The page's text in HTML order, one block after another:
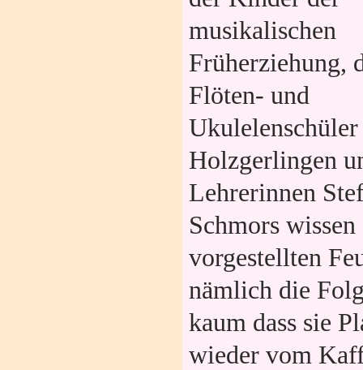
musikalischen
Früherziehung,
Flöten- und
Holzgerlingen
Lehrerinnen
Schmors
vorgestellten
nämlich die
kaum dass sie
wieder vom